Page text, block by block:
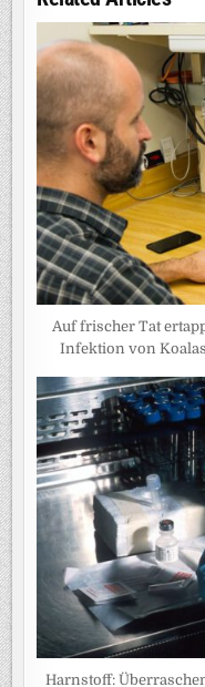
Auf frischer Tat
Infektion von
Harnstoff: